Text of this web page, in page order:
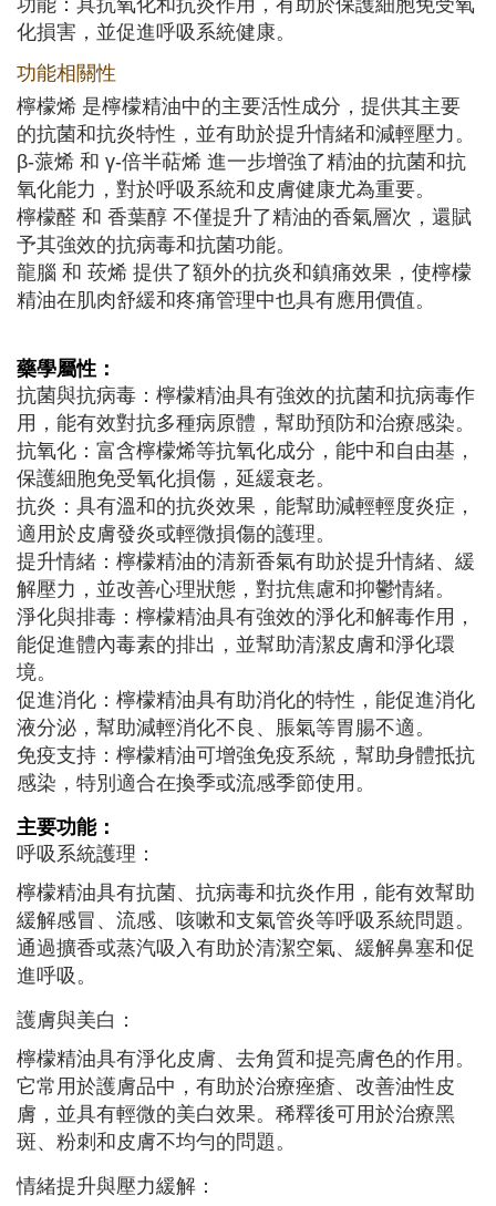
功能：具抗氧化和抗炎作用，有助於保護細胞免受氧
化損害，並促進呼吸系統健康。
功能相關性
檸檬烯 是檸檬精油中的主要活性成分，提供其主要
的抗菌和抗炎特性，並有助於提升情緒和減輕壓力。
β-蒎烯 和 γ-倍半萜烯 進一步增強了精油的抗菌和抗
氧化能力，對於呼吸系統和皮膚健康尤為重要。
檸檬醛 和 香葉醇 不僅提升了精油的香氣層次，還賦
予其強效的抗病毒和抗菌功能。
龍腦 和 莰烯 提供了額外的抗炎和鎮痛效果，使檸檬
精油在肌肉舒緩和疼痛管理中也具有應用價值。
藥學屬性：
抗菌與抗病毒：檸檬精油具有強效的抗菌和抗病毒作
用，能有效對抗多種病原體，幫助預防和治療感染。
抗氧化：富含檸檬烯等抗氧化成分，能中和自由基，
保護細胞免受氧化損傷，延緩衰老。
抗炎：具有溫和的抗炎效果，能幫助減輕輕度炎症，
適用於皮膚發炎或輕微損傷的護理。
提升情緒：檸檬精油的清新香氣有助於提升情緒、緩
解壓力，並改善心理狀態，對抗焦慮和抑鬱情緒。
淨化與排毒：檸檬精油具有強效的淨化和解毒作用，
能促進體內毒素的排出，並幫助清潔皮膚和淨化環
境。
促進消化：檸檬精油具有助消化的特性，能促進消化
液分泌，幫助減輕消化不良、脹氣等胃腸不適。
免疫支持：檸檬精油可增強免疫系統，幫助身體抵抗
感染，特別適合在換季或流感季節使用。
主要功能：
呼吸系統護理：
檸檬精油具有抗菌、抗病毒和抗炎作用，能有效幫助
緩解感冒、流感、咳嗽和支氣管炎等呼吸系統問題。
通過擴香或蒸汽吸入有助於清潔空氣、緩解鼻塞和促
進呼吸。
護膚與美白：
檸檬精油具有淨化皮膚、去角質和提亮膚色的作用。
它常用於護膚品中，有助於治療痤瘡、改善油性皮
膚，並具有輕微的美白效果。稀釋後可用於治療黑
斑、粉刺和皮膚不均勻的問題。
情緒提升與壓力緩解：